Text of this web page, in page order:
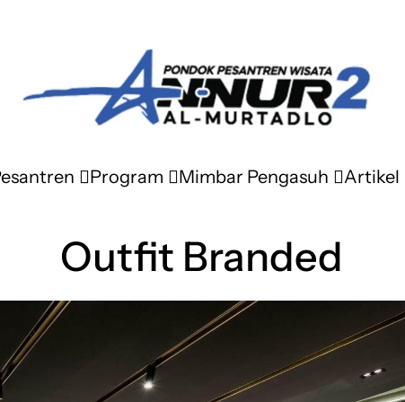
Program Mimbar Pengasuh Artikel
Outfit Branded